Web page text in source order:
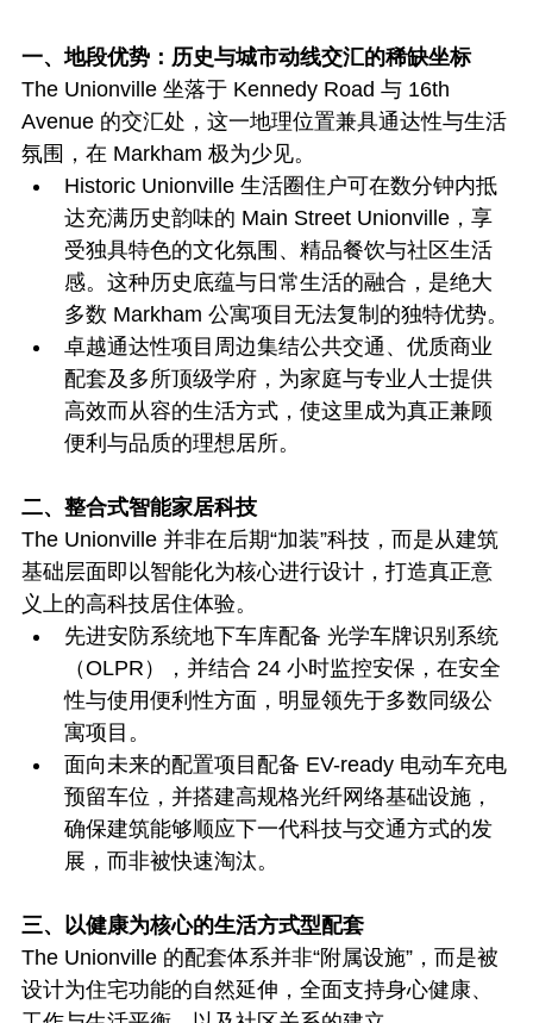
一、地段优势：历史与城市动线交汇的稀缺坐标
The Unionville 坐落于 Kennedy Road 与 16th
Avenue 的交汇处，这一地理位置兼具通达性与生活
氛围，在 Markham 极为少见。
Historic Unionville 生活圈住户可在数分钟内抵
达充满历史韵味的 Main Street Unionville，享
受独具特色的文化氛围、精品餐饮与社区生活
感。这种历史底蕴与日常生活的融合，是绝大
多数 Markham 公寓项目无法复制的独特优势。
卓越通达性项目周边集结公共交通、优质商业
配套及多所顶级学府，为家庭与专业人士提供
高效而从容的生活方式，使这里成为真正兼顾
便利与品质的理想居所。
二、整合式智能家居科技
The Unionville 并非在后期“加装”科技，而是从建筑
基础层面即以智能化为核心进行设计，打造真正意
义上的高科技居住体验。
先进安防系统地下车库配备 光学车牌识别系统
（OLPR），并结合 24 小时监控安保，在安全
性与使用便利性方面，明显领先于多数同级公
寓项目。
面向未来的配置项目配备 EV-ready 电动车充电
预留车位，并搭建高规格光纤网络基础设施，
确保建筑能够顺应下一代科技与交通方式的发
展，而非被快速淘汰。
三、以健康为核心的生活方式型配套
The Unionville 的配套体系并非“附属设施”，而是被
设计为住宅功能的自然延伸，全面支持身心健康、